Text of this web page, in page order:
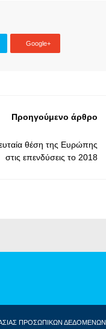
Google+
Προηγούμενο άρθρο
θέση της Ευρώπης
στις επενδύσεις το 2018
ΠΡΟΣΩΠΙΚΩΝ ΔΕΔΟΜΕΝΩΝ